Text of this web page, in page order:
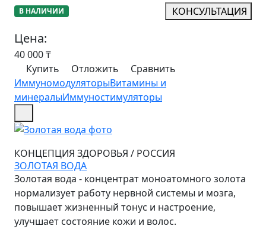
В НАЛИЧИИ КОНСУЛЬТАЦИЯ
Цена:
40 000₸
Купить
Отложить
Сравнить
ИммуномодуляторыВитамины и
минералыИммуностимуляторы
КОНЦЕПЦИЯ ЗДОРОВЬЯ / РОССИЯ
ЗОЛОТАЯ ВОДА
Золотая вода - концентрат моноатомного золота
нормализует работу нервной системы и мозга,
повышает жизненный тонус и настроение,
улучшает состояние кожи и волос.